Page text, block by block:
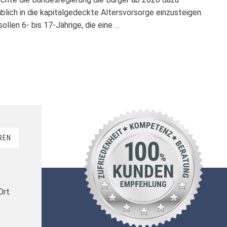
in die kapitalgedeckte Altersvorsorge einzusteigen.
6- bis 17-Jährige, die eine …